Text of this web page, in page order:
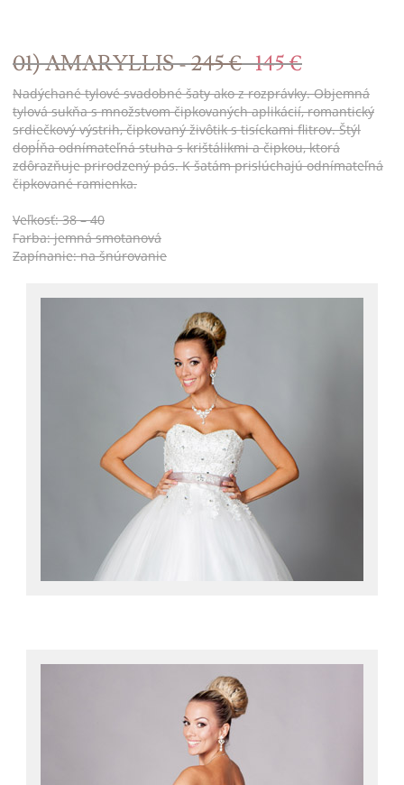
01) AMARYLLIS -245 € 145 €
Nadýchané tylové svadobné šaty ako z rozprávky. Objemná
tylová sukňa s množstvom čipkovaných aplikácií, romantický
srdiečkový výstrih, čipkovaný živôtik s tisíckami flitrov. Štýl
dopĺňa odnímateľná stuha s krištálikmi a čipkou, ktorá
zdôrazňuje prirodzený pás. K šatám prislúchajú odnímateľná
čipkované ramienka.
Veľkosť: 38 – 40
Farba: jemná smotanová
Zapínanie: na šnúrovanie